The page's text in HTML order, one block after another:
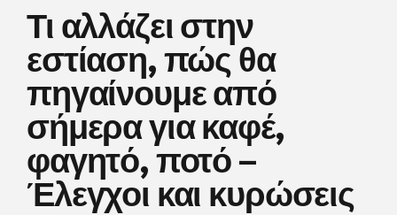
Τι αλλάζει στην
εστίαση, πώς θα
πηγαίνουμε από
σήμερα για καφέ,
φαγητό, ποτό –
Έλεγχοι και κυρώσεις